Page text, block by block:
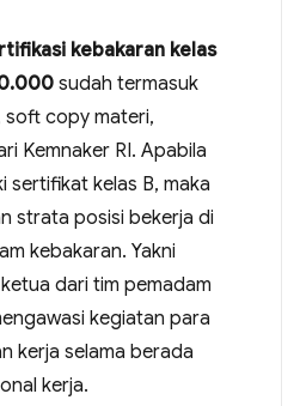
kebakaran kelas
sudah termasuk
soft copy materi,
Kemnaker RI. Apabila
sertifikat kelas B, maka
strata posisi bekerja di
kebakaran. Yakni
dari tim pemadam
kegiatan para
kerja selama berada
kerja.